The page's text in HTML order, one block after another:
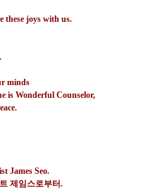
these joys with us.
minds
is Wonderful Counselor,
James Seo.
제임스로부터.